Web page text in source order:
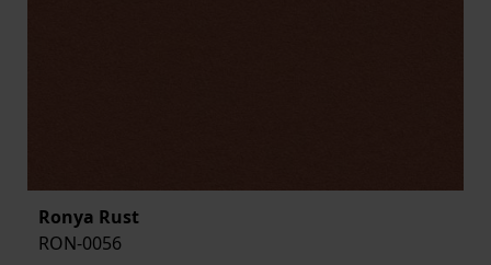
Ronya Rust
RON-0056